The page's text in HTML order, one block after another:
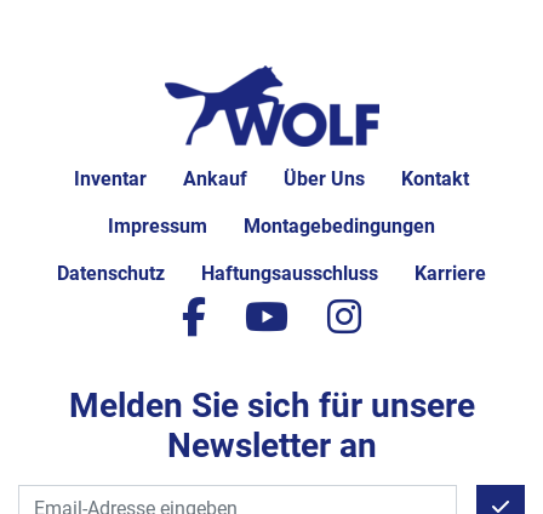
Inventar Ankauf Über Uns Kontakt
Impressum Montagebedingungen
Datenschutz Haftungsausschluss Karriere
facebook
youtubeinstagram
Melden Sie sich für unsere
Newsletter an